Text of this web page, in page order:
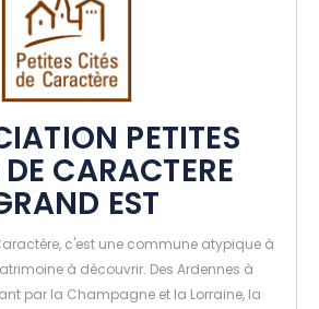
PETITES
CARACTERE
EST
c'est une commune atypique à
à découvrir. Des Ardennes à
par la Champagne et la Lorraine, la